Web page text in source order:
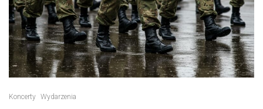
Koncerty Wydarzenia